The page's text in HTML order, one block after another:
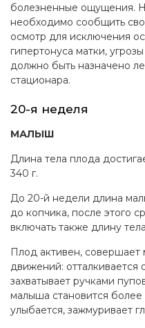
болезненные ощущения.
необходимо сообщить
осмотр для исключения
гипертонуса матки,
должно быть назначено
стационара.
20-я неделя
МАЛЫШ
Длина тела плода
340 г.
До 20-й недели длина
до копчика, после этого
включать также длину
Плод активен,
движений: отталкивается
захватывает ручками
малыша становится
улыбается, зажмуривает